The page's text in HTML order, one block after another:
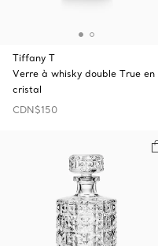
Tiffany T
Verre à whisky double True en
cristal
CDN$150